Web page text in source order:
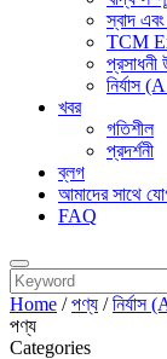
স্বাদ
TCM
প্রসাধনী
নির্যাস
খবর
গতিশীল
প্রদর্শনী
ব্লগ
আমাদের সাথে
FAQ
Home /পণ্য /নির্যাস
পণ্য
Categories